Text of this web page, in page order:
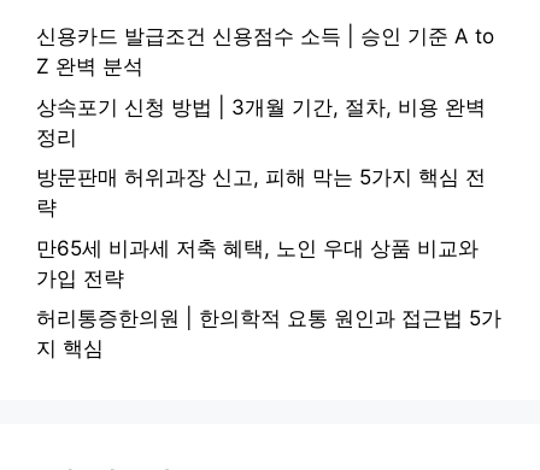
신용카드 발급조건 신용점수 소득 | 승인 기준 A to
Z 완벽 분석
상속포기 신청 방법 | 3개월 기간, 절차, 비용 완벽
정리
방문판매 허위과장 신고, 피해 막는 5가지 핵심 전
략
만65세 비과세 저축 혜택, 노인 우대 상품 비교와
가입 전략
허리통증한의원 | 한의학적 요통 원인과 접근법 5가
지 핵심